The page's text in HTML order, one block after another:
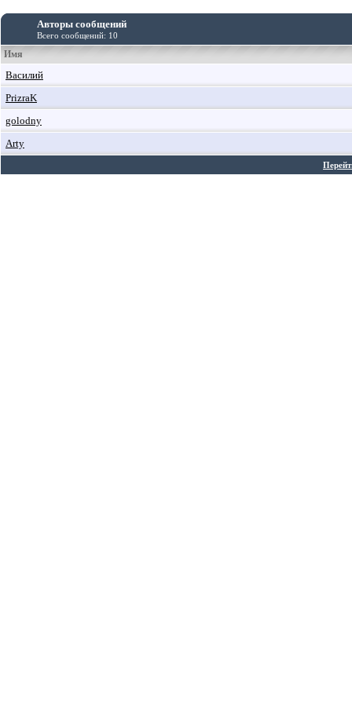
Авторы сообщений
Всего сообщений: 10
Имя
Василий
PrizraK
golodny
Arty